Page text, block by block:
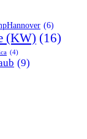
(6)
(KW) (16)
(4)
(9)